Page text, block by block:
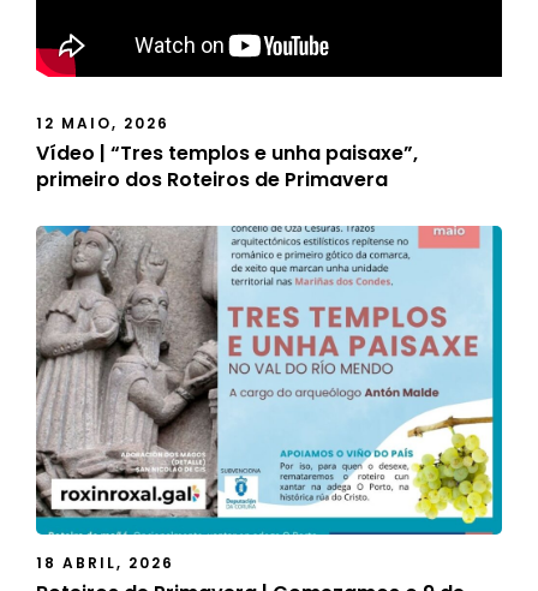
12 MAIO, 2026
Vídeo | “Tres templos e unha paisaxe”,
primeiro dos Roteiros de Primavera
18 ABRIL, 2026